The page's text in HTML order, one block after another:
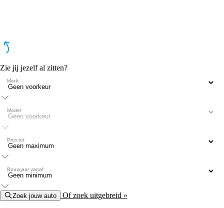
Zie jij jezelf al zitten?
Merk
Model
Prijs tot
Bouwjaar vanaf
Zoek jouw auto Of zoek uitgebreid »